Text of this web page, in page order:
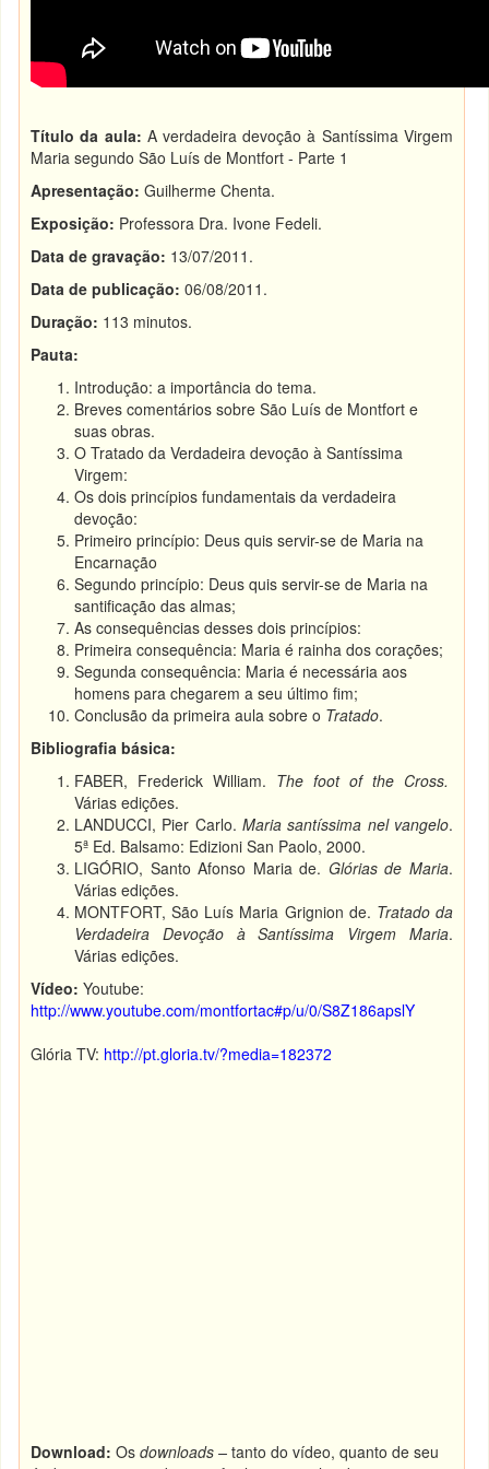
Título da aula: A verdadeira devoção à Santíssima Virgem
Maria segundo São Luís de Montfort - Parte 1
Apresentação: Guilherme Chenta.
Exposição: Professora Dra. Ivone Fedeli.
Data de gravação: 13/07/2011.
Data de publicação: 06/08/2011.
Duração: 113 minutos.
Pauta:
Introdução: a importância do tema.
Breves comentários sobre São Luís de Montfort e
suas obras.
O Tratado da Verdadeira devoção à Santíssima
Virgem:
Os dois princípios fundamentais da verdadeira
devoção:
Primeiro princípio: Deus quis servir-se de Maria na
Encarnação
Segundo princípio: Deus quis servir-se de Maria na
santificação das almas;
As consequências desses dois princípios:
Primeira consequência: Maria é rainha dos corações;
Segunda consequência: Maria é necessária aos
homens para chegarem a seu último fim;
Conclusão da primeira aula sobre o Tratado.
Bibliografia básica:
FABER, Frederick William. The foot of the Cross.
Várias edições.
LANDUCCI, Pier Carlo. Maria santíssima nel vangelo.
5ª Ed. Balsamo: Edizioni San Paolo, 2000.
LIGÓRIO, Santo Afonso Maria de. Glórias de Maria.
Várias edições.
MONTFORT, São Luís Maria Grignion de. Tratado da
Verdadeira Devoção à Santíssima Virgem Maria.
Várias edições.
Vídeo: Youtube:
http://www.youtube.com/montfortac#p/u/0/S8Z186apslY
Glória TV: http://pt.gloria.tv/?media=182372
Download: Osdownloads –tanto do vídeo, quanto de seu